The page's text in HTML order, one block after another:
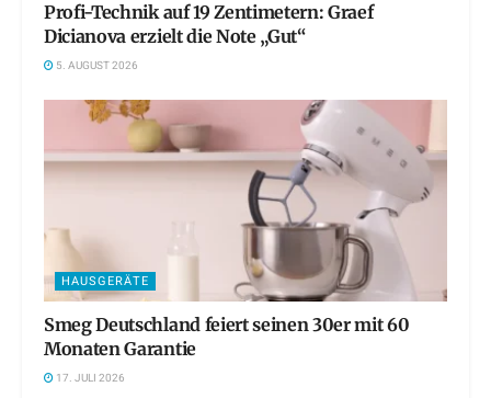
Profi-Technik auf 19 Zentimetern: Graef
Dicianova erzielt die Note „Gut“
5. AUGUST 2026
HAUSGERÄTE
Smeg Deutschland feiert seinen 30er mit 60
Monaten Garantie
17. JULI 2026